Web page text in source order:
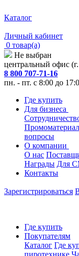
Каталог
Личный кабинет
0 товар(а)
Не выбран
центральный офис
8 800 707-71-16
пн. - пт. с 8:00 до
Где купить
Для бизнеса
вопросы
О компании
О нас
Награды Для
Контакты
Зарегистрироваться
Где купить
Покупателям
Каталог Где
пиротехнике